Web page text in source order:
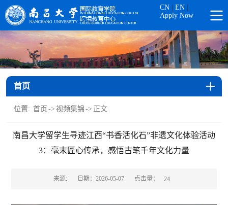
CN| EN|
Apply Now
首页
位置: 首页 -> 视频集锦 -> 正文
南昌大学留学生寻迹江西“书香活化石”非遗文化体验活动
3：毫末匠心传承，感悟古笔千年文化力量
来源: 日期：2026-05-07 点击量： 24